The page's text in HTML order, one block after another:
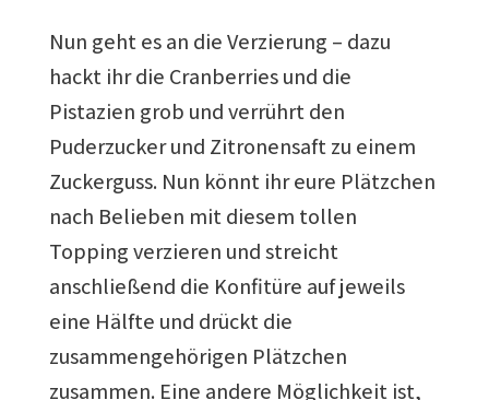
Nun geht es an die Verzierung – dazu
hackt ihr die Cranberries und die
Pistazien grob und verrührt den
Puderzucker und Zitronensaft zu einem
Zuckerguss. Nun könnt ihr eure Plätzchen
nach Belieben mit diesem tollen
Topping verzieren und streicht
anschließend die Konfitüre auf jeweils
eine Hälfte und drückt die
zusammengehörigen Plätzchen
zusammen. Eine andere Möglichkeit ist,